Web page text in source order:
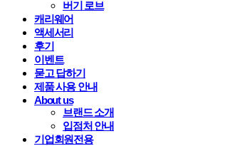
버기 로브
캐리웨어
액세서리
후기
이벤트
묻고 답하기
제품 사용 안내
About us
브랜드 소개
입점처 안내
기업회원전용